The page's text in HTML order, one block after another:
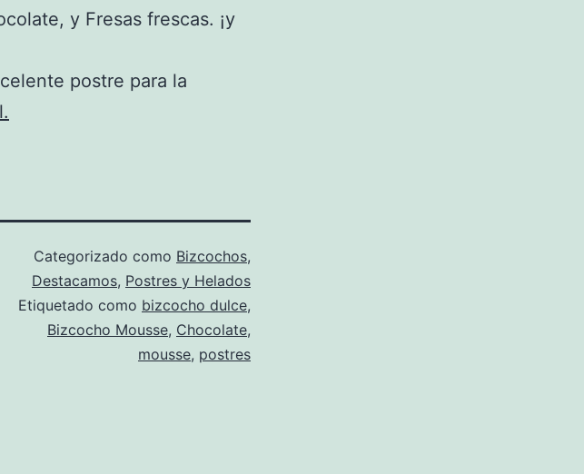
y Fresas frescas. ¡y
postre para la
Categorizado como Bizcochos,
Destacamos, Postres y Helados
Etiquetado como bizcocho dulce,
Bizcocho Mousse, Chocolate,
mousse, postres